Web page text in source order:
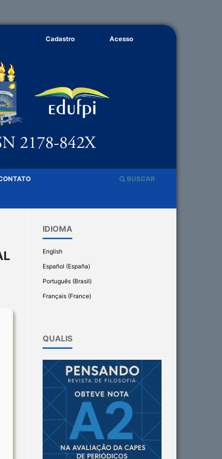
BUSCAR
Cadastro Acesso
IDIOMA
English
Español (España)
Português (Brasil)
Français (France)
QUALIS